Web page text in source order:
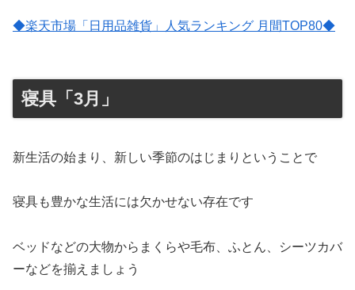
◆楽天市場「日用品雑貨」人気ランキング 月間TOP80◆
寝具「3月」
新生活の始まり、新しい季節のはじまりということで
寝具も豊かな生活には欠かせない存在です
ベッドなどの大物からまくらや毛布、ふとん、シーツカバ
ーなどを揃えましょう